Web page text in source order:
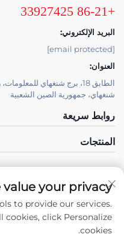
+86-21 33927425
البريد الإلكتروني:
[email protected]
العنوان:
شنغهاي، جمهورية الصين الشعبية
روابط سريعة
المنتجات
value your privacy
to provide our services.
click Personalize
cookies.